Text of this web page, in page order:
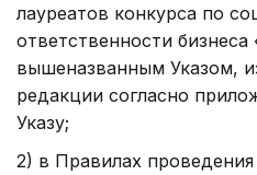
лауреатов конкурса по
ответственности
вышеназванным Указом,
редакции согласно
Указу;
2) в Правилах